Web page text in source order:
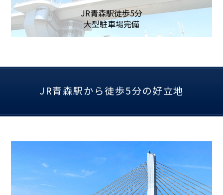
JR青森駅徒歩5分
大型駐車場完備
JR青森駅から徒歩5分の好立地